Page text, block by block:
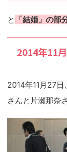
と 「結婚」の部
2014年11
2014年11月27
さんと片瀬那奈